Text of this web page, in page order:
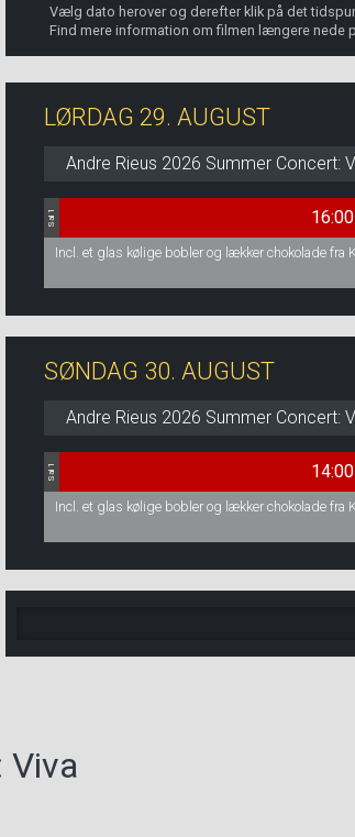
Vælg dato herover og derefter klik på det
Find mere information om filmen længere nede
LØRDAG 29. AUGUST
Andre Rieus 2026 Summer Concert:
Sal 1 16:00
Incl. et glas kølige bobler og lækker chokolade fra
SØNDAG 30. AUGUST
Andre Rieus 2026 Summer Concert:
Sal 1 14:00
Incl. et glas kølige bobler og lækker chokolade fra
Viva